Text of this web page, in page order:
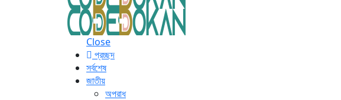
Close
প্রচ্ছদ
সর্বশেষ
জাতীয়
অপরাধ